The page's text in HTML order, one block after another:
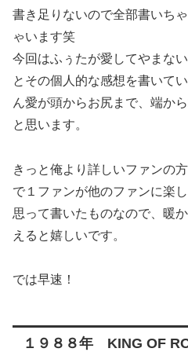
書き足りないので全部書いち
ゃいます笑
今回はふぅたが愛してやまな
とその個人的な感想を書いて
ん愛が頭からお尻まで、端か
と思います。
きっと俺より詳しいファンの
で１ファンが他のファンに楽
思って書いたものなので、暖
えると嬉しいです。
では早速！
１９８８年 KING OF